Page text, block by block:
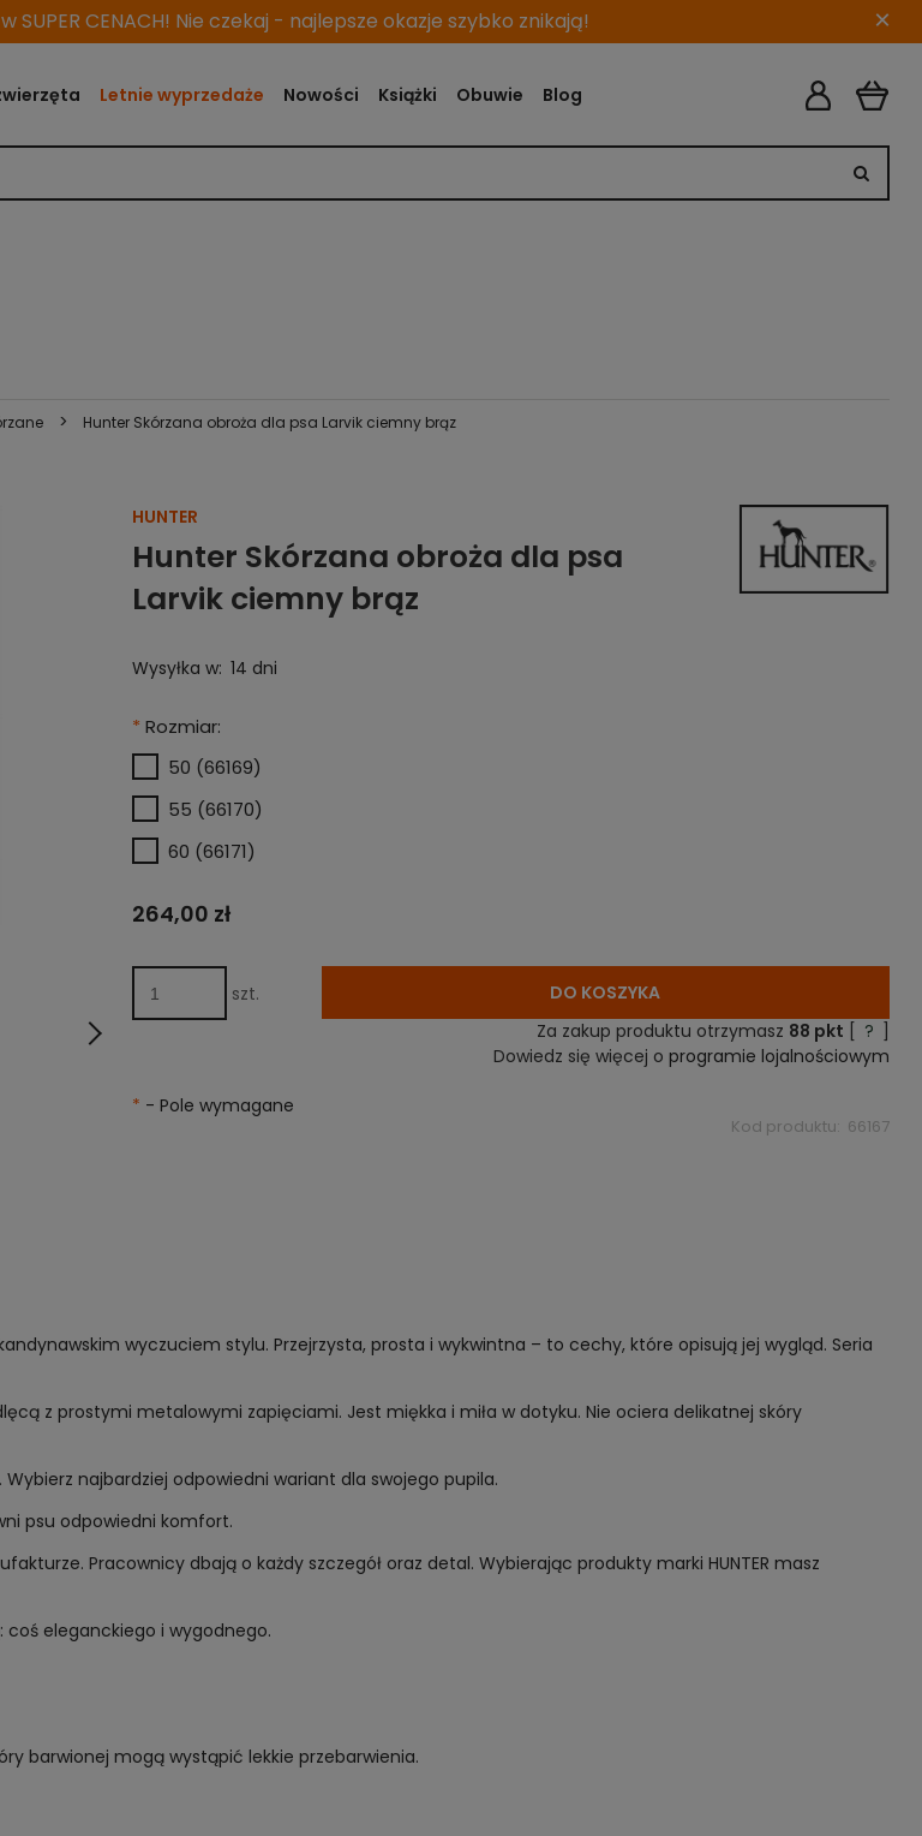
SUPER CENACH! Nie czekaj - najlepsze okazje szybko znikają! ×
Letnie wyprzedaże Nowości Książki Obuwie Blog
> Hunter Skórzana obroża dla psa Larvik ciemny brąz
HUNTER
Hunter Skórzana obroża dla psa
Larvik ciemny brąz
Wysyłka w: 14 dni
* Rozmiar:
50 (66169)
55 (66170)
60 (66171)
264,00 zł
szt.
DO KOSZYKA
Za zakup produktu otrzymasz 88 pkt ?
Dowiedz się więcej oprogramie lojalnościowym
* - Pole wymagane
Kod produktu: 66167
wyczuciem stylu. Przejrzysta, prosta i wykwintna – to cechy, które opisują jej wygląd. Seria
z prostymi metalowymi zapięciami. Jest miękka i miła w dotyku. Nie ociera delikatnej skóry
najbardziej odpowiedni wariant dla swojego pupila.
psu odpowiedni komfort.
Pracownicy dbają o każdy szczegół oraz detal. Wybierając produkty marki HUNTER masz
coś eleganckiego i wygodnego.
barwionej mogą wystąpić lekkie przebarwienia.